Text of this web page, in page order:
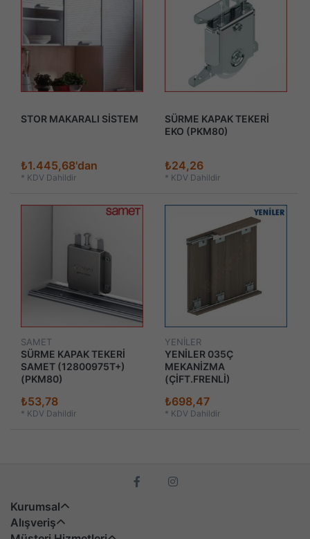
STOR MAKARALI SİSTEM
₺1.445,68'dan
* KDV Dahildir
SÜRME KAPAK TEKERİ
EKO (PKM80)
₺24,26
* KDV Dahildir
SAMET
SÜRME KAPAK TEKERİ
SAMET (12800975T+)
(PKM80)
₺53,78
* KDV Dahildir
YENİLER
YENİLER 035Ç
MEKANİZMA
(ÇİFT.FRENLİ)
₺698,47
* KDV Dahildir
Kurumsal
Alışveriş